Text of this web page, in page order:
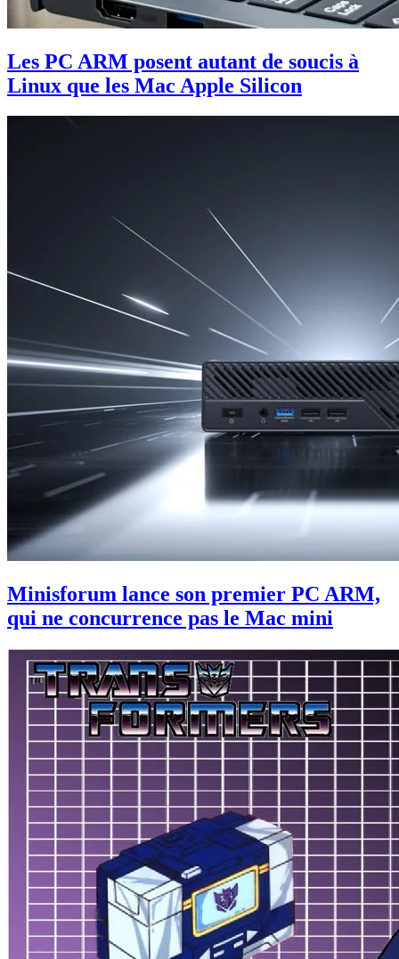
Les PC ARM posent autant de soucis à
Linux que les Mac Apple Silicon
Minisforum lance son premier PC ARM,
qui ne concurrence pas le Mac mini